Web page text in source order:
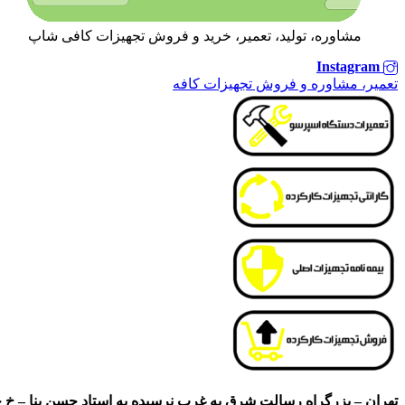
مشاوره، تولید، تعمیر، خرید و فروش تجهیزات کافی شاپ
Instagram
تعمیر، مشاوره و فروش تجهیزات کافه
تهران – بزرگراه رسالت شرق به غرب نرسیده به استاد حسن بنا – خ